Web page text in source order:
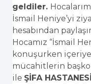
geldiler.
İsmail Heniye’yi
hesabından
Hocamız “İsmail
konuşurken
mücahitlerin
ile ŞİFA